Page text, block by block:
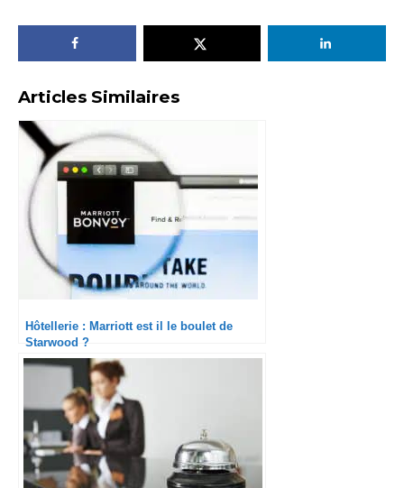
Articles Similaires
Hôtellerie : Marriott est il le boulet de
Starwood ?